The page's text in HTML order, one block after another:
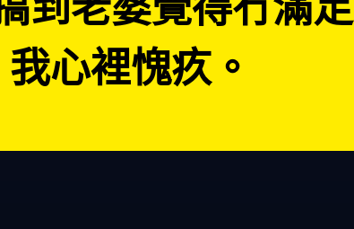
心裡愧疚。